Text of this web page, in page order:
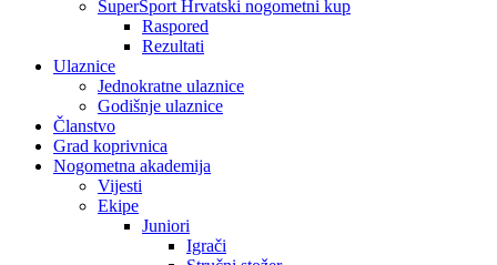
SuperSport Hrvatski nogometni kup
Raspored
Rezultati
Ulaznice
Jednokratne ulaznice
Godišnje ulaznice
Članstvo
Grad koprivnica
Nogometna akademija
Vijesti
Ekipe
Juniori
Igrači